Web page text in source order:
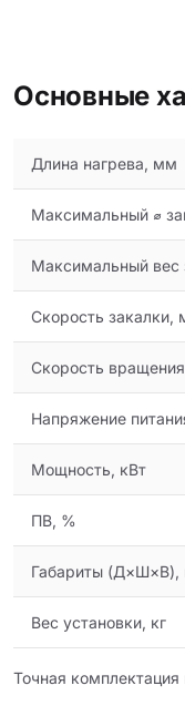
Основные
Длина нагрева, мм
Максимальный ⌀
Максимальный вес
Скорость закалки,
Скорость
Напряжение
Мощность, кВт
ПВ, %
Габариты
Вес установки, кг
Точная